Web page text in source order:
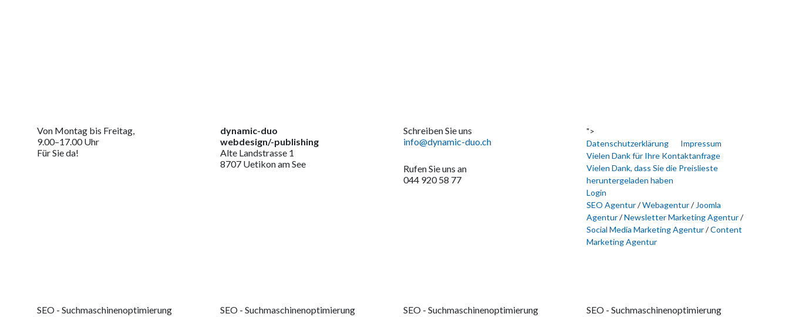
Von Montag bis Freitag,
9.00–17.00 Uhr
Für Sie da!
dynamic-duo
webdesign/-publishing
Alte Landstrasse 1
8707 Uetikon am See
Schreiben Sie uns
info@dynamic-duo.ch
Rufen Sie uns an
044 920 58 77
">
Datenschutzerklärung
Impressum
Vielen Dank für Ihre Kontaktanfrage
Vielen Dank, dass Sie die Preislieste
heruntergeladen haben
Login
SEO Agentur/Webagentur/ Joomla
Agentur/Newsletter Marketing Agentur/
Social Media Marketing Agentur/Content
Marketing Agentur
SEO - Suchmaschinenoptimierung
SEO - Suchmaschinenoptimierung
SEO - Suchmaschinenoptimierung
SEO - Suchmaschinenoptimierung